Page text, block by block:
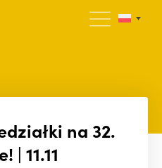
na 32.
| 11.11